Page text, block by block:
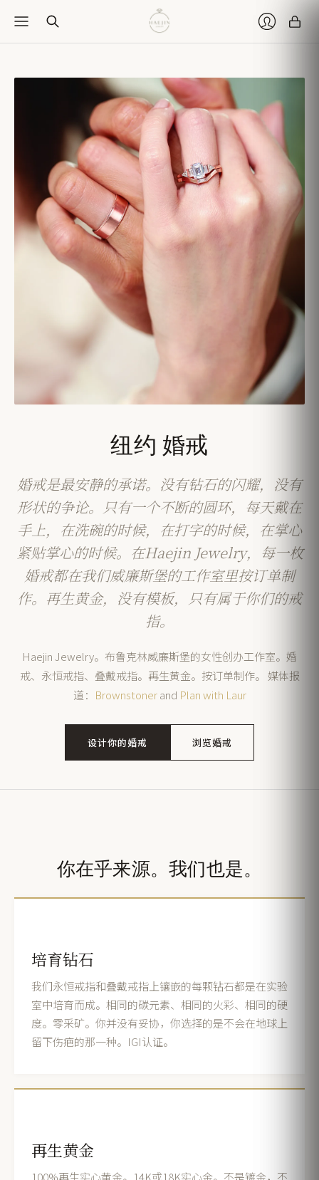
纽约 婚戒
婚戒是最安静的承诺。没有钻石的闪耀，没有
形状的争论。只有一个不断的圆环，每天戴在
手上，在洗碗的时候，在打字的时候，在掌心
紧贴掌心的时候。在Haejin Jewelry，每一枚
婚戒都在我们威廉斯堡的工作室里按订单制
作。再生黄金，没有模板，只有属于你们的戒
指。
Haejin Jewelry。布鲁克林威廉斯堡的女性创办工作室。婚
戒、永恒戒指、叠戴戒指。再生黄金。按订单制作。 媒体报
道： Brownstonerand Plan with Laur
设计你的婚戒 浏览婚戒
你在乎来源。我们也是。
培育钻石
我们永恒戒指和叠戴戒指上镶嵌的每颗钻石都是在实验
室中培育而成。相同的碳元素、相同的火彩、相同的硬
度。零采矿。你并没有妥协，你选择的是不会在地球上
留下伤疤的那一种。IGI认证。
再生黄金
100%再生实心黄金。14K或18K实心金。不是镀金，不